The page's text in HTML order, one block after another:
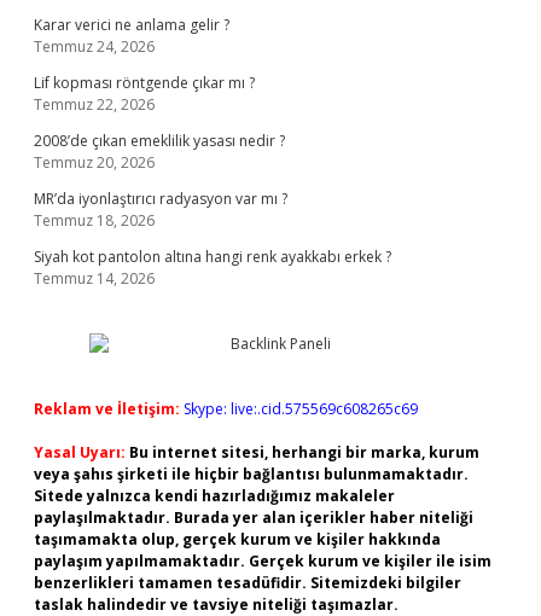
Karar verici ne anlama gelir ?
Temmuz 24, 2026
Lif kopması röntgende çıkar mı ?
Temmuz 22, 2026
2008’de çıkan emeklilik yasası nedir ?
Temmuz 20, 2026
MR’da iyonlaştırıcı radyasyon var mı ?
Temmuz 18, 2026
Siyah kot pantolon altına hangi renk ayakkabı erkek ?
Temmuz 14, 2026
Reklam ve İletişim: Skype: live:.cid.575569c608265c69
Yasal Uyarı: Bu internet sitesi, herhangi bir marka, kurum
veya şahıs şirketi ile hiçbir bağlantısı bulunmamaktadır.
Sitede yalnızca kendi hazırladığımız makaleler
paylaşılmaktadır. Burada yer alan içerikler haber niteliği
taşımamakta olup, gerçek kurum ve kişiler hakkında
paylaşım yapılmamaktadır. Gerçek kurum ve kişiler ile isim
benzerlikleri tamamen tesadüfidir. Sitemizdeki bilgiler
taslak halindedir ve tavsiye niteliği taşımazlar.